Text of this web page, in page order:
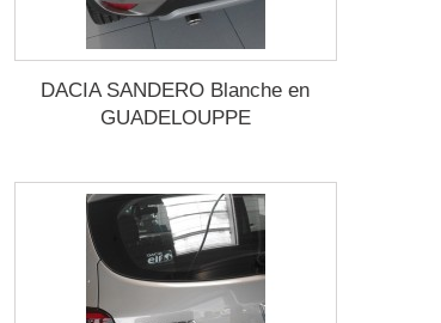
DACIA SANDERO Blanche en
GUADELOUPPE